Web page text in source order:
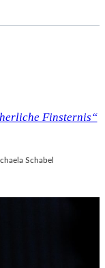
Finsternis“
Schabel